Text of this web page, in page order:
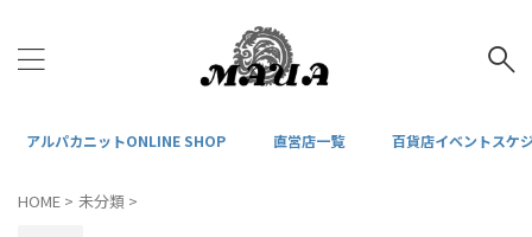
アルパカニットONLINE SHOP 直営店一覧 百貨店イベントスケ
HOME > 未分類 >